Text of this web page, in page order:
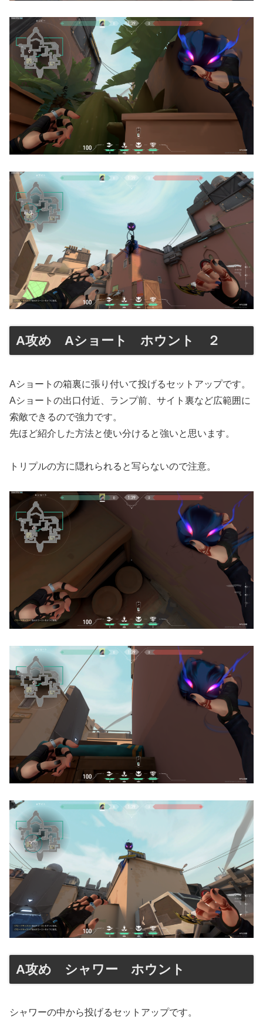
A攻め Aショート ホウント ２
Aショートの箱裏に張り付いて投げるセットアップです。
Aショートの出口付近、ランプ前、サイト裏など広範囲に
索敵できるので強力です。
先ほど紹介した方法と使い分けると強いと思います。
トリプルの方に隠れられると写らないので注意。
A攻め シャワー ホウント
シャワーの中から投げるセットアップです。